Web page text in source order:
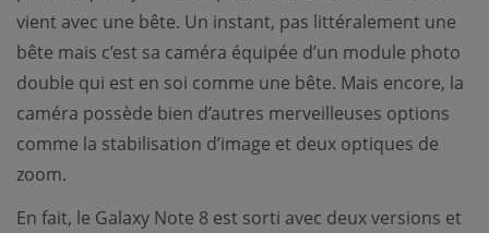
vient avec une bête. Un instant, pas littéralement une
bête mais c’est sa caméra équipée d’un module photo
double qui est en soi comme une bête. Mais encore, la
caméra possède bien d’autres merveilleuses options
comme la stabilisation d’image et deux optiques de
zoom.
En fait, le Galaxy Note 8 est sorti avec deux versions et